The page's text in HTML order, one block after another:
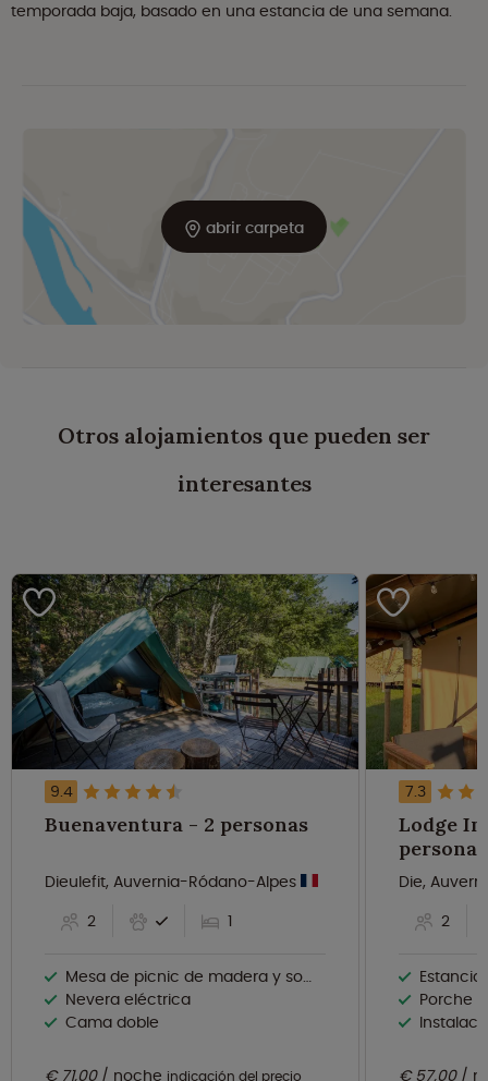
temporada baja, basado en una estancia de una semana.
abrir carpeta
Otros alojamientos que pueden ser
interesantes
9.4
Buenaventura - 2 personas
Dieulefit, Auvernia-Ródano-Alpes
2
1
Mesa de picnic de madera y sombrilla
Nevera eléctrica
Cama doble
€ 71,00 noche indicación del precio
7.3
Lodge
personas
Die,
2
Porche
€ 57,00